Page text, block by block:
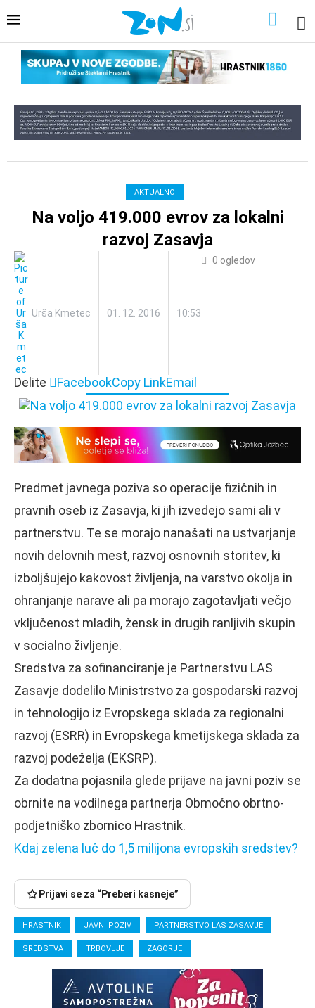
AKTUALNO
Na voljo 419.000 evrov za lokalni
razvoj Zasavja
Urša Kmetec 01. 12. 2016 10:53
0 ogledov
Delite FacebookCopy LinkEmail
Predmet javnega poziva so operacije fizičnih in
pravnih oseb iz Zasavja, ki jih izvedejo sami ali v
partnerstvu. Te se morajo nanašati na ustvarjanje
novih delovnih mest, razvoj osnovnih storitev, ki
izboljšujejo kakovost življenja, na varstvo okolja in
ohranjanje narave ali pa morajo zagotavljati večjo
vključenost mladih, žensk in drugih ranljivih skupin
v socialno življenje.
Sredstva za sofinanciranje je Partnerstvu LAS
Zasavje dodelilo Ministrstvo za gospodarski razvoj
in tehnologijo iz Evropskega sklada za regionalni
razvoj (ESRR) in Evropskega kmetijskega sklada za
razvoj podeželja (EKSRP).
Za dodatna pojasnila glede prijave na javni poziv se
obrnite na vodilnega partnerja Območno obrtno-
podjetniško zbornico Hrastnik.
Kdaj zelena luč do 1,5 milijona evropskih sredstev?
Prijavi se za “Preberi kasneje”
HRASTNIK JAVNI POZIV PARTNERSTVO LAS ZASAVJE
SREDSTVA TRBOVLJE ZAGORJE